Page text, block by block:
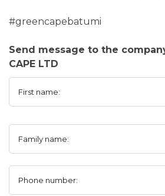
#greencapebatumi
Send message to the
CAPE LTD
First name:
Family name:
Phone number: